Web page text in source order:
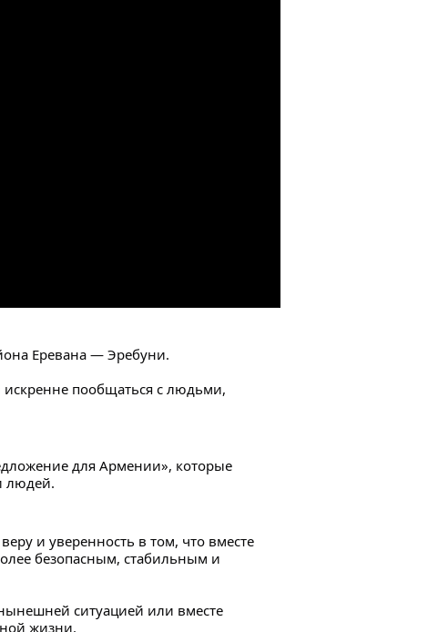
Еревана — Эребуни.
пообщаться с людьми,
для Армении», которые
людей.
и уверенность в том, что вместе
безопасным, стабильным и
ситуацией или вместе
жизни.